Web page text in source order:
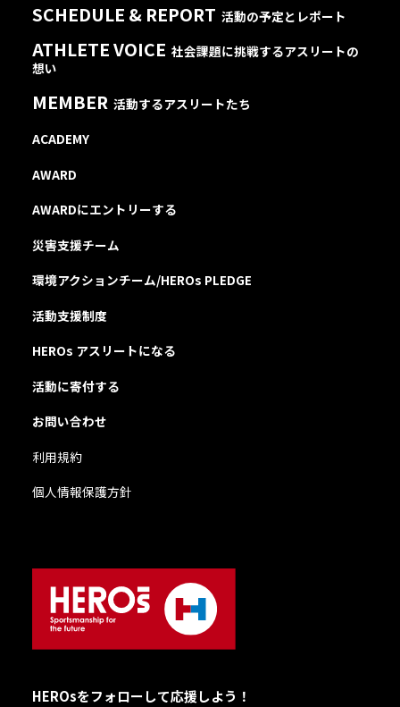
SCHEDULE & REPORT 活動の予定とレポート
ATHLETE VOICE 社会課題に挑戦するアスリートの
想い
MEMBER 活動するアスリートたち
ACADEMY
AWARD
AWARDにエントリーする
災害支援チーム
環境アクションチーム/HEROs PLEDGE
活動支援制度
HEROs アスリートになる
活動に寄付する
お問い合わせ
利用規約
個人情報保護方針
HEROsをフォローして応援しよう！